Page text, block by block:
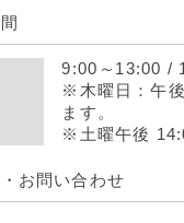
9:00 ～ 13:00 /
※木曜日：午
ます。
※土曜午後
お問い合わせ